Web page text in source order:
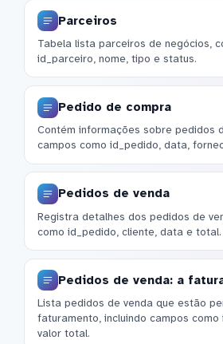
Parceiros
Tabela lista parceiros de negócios,
id_parceiro, nome, tipo e status.
Pedido de compra
Contém informações sobre pedidos
campos como id_pedido, data,
Pedidos de venda
Registra detalhes dos pedidos de
como id_pedido, cliente, data e total.
Pedidos de venda: a
Lista pedidos de venda que estão
faturamento, incluindo campos
valor total.